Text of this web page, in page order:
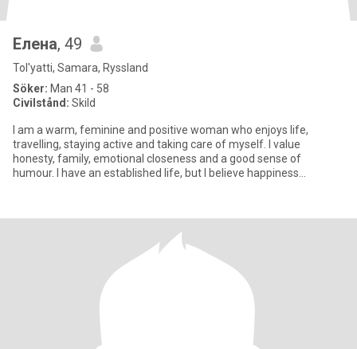
Елена, 49
Tol'yatti, Samara, Ryssland
Söker: Man 41 - 58
Civilstånd: Skild
I am a warm, feminine and positive woman who enjoys life,
travelling, staying active and taking care of myself. I value
honesty, family, emotional closeness and a good sense of
humour. I have an established life, but I believe happiness